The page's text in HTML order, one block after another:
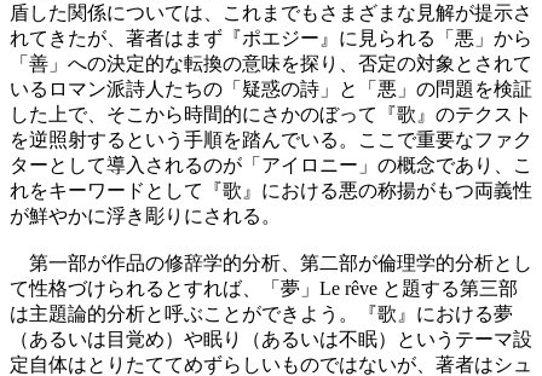
盾した関係については、これまでもさまざまな見解が提示さ
れてきたが、著者はまず『ポエジー』に見られる「悪」から
「善」への決定的な転換の意味を探り、否定の対象とされて
いるロマン派詩人たちの「疑惑の詩」と「悪」の問題を検証
した上で、そこから時間的にさかのぼって『歌』のテクスト
を逆照射するという手順を踏んでいる。ここで重要なファク
ターとして導入されるのが「アイロニー」の概念であり、こ
れをキーワードとして『歌』における悪の称揚がもつ両義性
が鮮やかに浮き彫りにされる。
第一部が作品の修辞学的分析、第二部が倫理学的分析とし
て性格づけられるとすれば、「夢」Le rêve と題する第三部
は主題論的分析と呼ぶことができよう。『歌』における夢
（あるいは目覚め）や眠り（あるいは不眠）というテーマ設
定自体はとりたててめずらしいものではないが、著者はシュ